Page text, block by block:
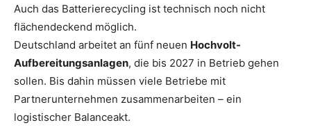
Auch das Batterierecycling ist technisch noch nicht
flächendeckend möglich.
Deutschland arbeitet an fünf neuen Hochvolt-
Aufbereitungsanlagen, die bis 2027 in Betrieb gehen
sollen. Bis dahin müssen viele Betriebe mit
Partnerunternehmen zusammenarbeiten – ein
logistischer Balanceakt.